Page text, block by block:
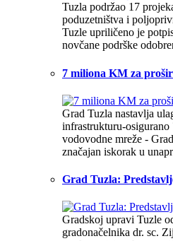
Tuzla podržao 17
poduzetništva i
Tuzle upriličeno je
novčane podrške
7 miliona KM za
Grad Tuzla nastavlja
infrastrukturu-
vodovodne mreže -
značajan iskorak u
Grad Tuzla:
Gradskoj upravi Tuzle
gradonačelnika dr. sc.